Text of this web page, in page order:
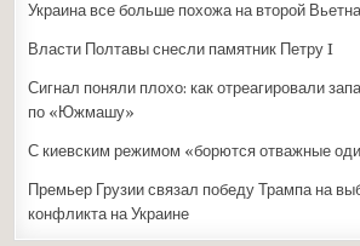
Украина все больше похожа на второй
Власти Полтавы снесли памятник Петру I
Сигнал поняли плохо: как отреагировали
по «Южмашу»
С киевским режимом «борются отважные
Премьер Грузии связал победу Трампа на
конфликта на Украине